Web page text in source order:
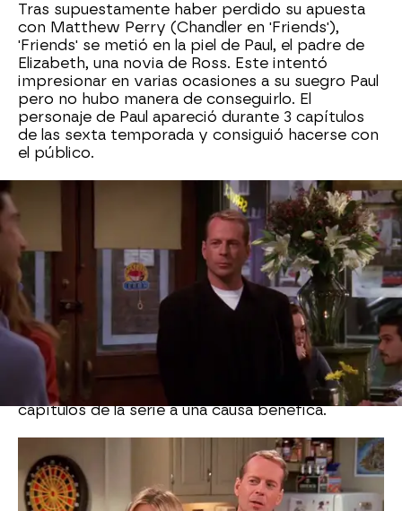
Tras supuestamente haber perdido su apuesta
con Matthew Perry (Chandler en 'Friends'),
'Friends' se metió en la piel de Paul, el padre de
Elizabeth, una novia de Ross. Este intentó
impresionar en varias ocasiones a su suegro Paul
pero no hubo manera de conseguirlo. El
personaje de Paul apareció durante 3 capítulos
de las sexta temporada y consiguió hacerse con
el público.
Bruce Willis donó la recaudación
de su participación en 'Friends' a
la beneficencia
La anécdota de que Bruce Willis apareciera en
'Friends' comoPaul, padre de una ex novia de
Ross
, no acabó en su interpretación. Este llamó
especialmente la atención de los fans de la serie
porque decidió donar lo que ganó de los tres
capítulos de la serie a una causa benéfica.